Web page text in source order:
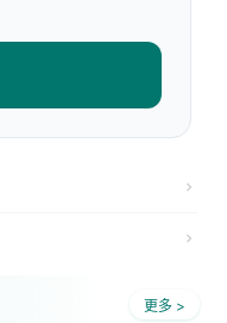
更多 >